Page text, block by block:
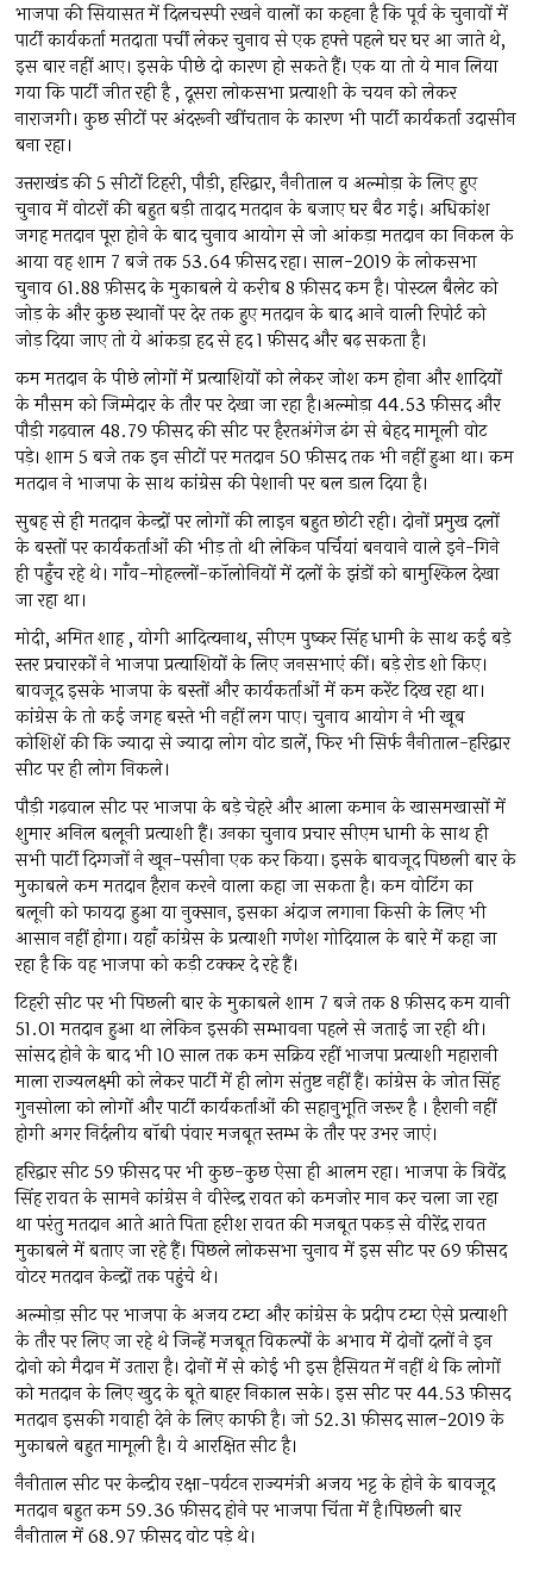
भाजपा की सियासत में दिलचस्पी रखने वालों का कहना है कि पूर्व के चुनावों में
पार्टी कार्यकर्ता मतदाता पर्ची लेकर चुनाव से एक हफ्ते पहले घर घर आ जाते थे,
इस बार नहीं आए। इसके पीछे दो कारण हो सकते हैं। एक या तो ये मान लिया
गया कि पार्टी जीत रही है , दूसरा लोकसभा प्रत्याशी के चयन को लेकर
नाराजगी। कुछ सीटों पर अंदरूनी खींचतान के कारण भी पार्टी कार्यकर्ता उदासीन
बना रहा।
उत्तराखंड की 5 सीटों टिहरी, पौड़ी, हरिद्वार, नैनीताल व अल्मोड़ा के लिए हुए
चुनाव में वोटरों की बहुत बड़ी तादाद मतदान के बजाए घर बैठ गई। अधिकांश
जगह मतदान पूरा होने के बाद चुनाव आयोग से जो आंकड़ा मतदान का निकल के
आया वह शाम 7 बजे तक 53.64 फ़ीसद रहा। साल-2019 के लोकसभा
चुनाव 61.88 फ़ीसद के मुकाबले ये करीब 8 फ़ीसद कम है। पोस्टल बैलेट को
जोड़ के और कुछ स्थानों पर देर तक हुए मतदान के बाद आने वाली रिपोर्ट को
जोड़ दिया जाए तो ये आंकड़ा हद से हद 1 फ़ीसद और बढ़ सकता है।
कम मतदान के पीछे लोगों में प्रत्याशियों को लेकर जोश कम होना और शादियों
के मौसम को जिम्मेदार के तौर पर देखा जा रहा है।अल्मोड़ा 44.53 फ़ीसद और
पौड़ी गढ़वाल 48.79 फीसद की सीट पर हैरतअंगेज ढंग से बेहद मामूली वोट
पड़े। शाम 5 बजे तक इन सीटों पर मतदान 50 फ़ीसद तक भी नहीं हुआ था। कम
मतदान ने भाजपा के साथ कांग्रेस की पेशानी पर बल डाल दिया है।
सुबह से ही मतदान केन्द्रों पर लोगों की लाइन बहुत छोटी रही। दोनों प्रमुख दलों
के बस्तों पर कार्यकर्ताओं की भीड़ तो थी लेकिन पर्चियां बनवाने वाले इने-गिने
ही पहुँच रहे थे। गाँव-मोहल्लों-कॉलोनियों में दलों के झंडों को बामुश्किल देखा
जा रहा था।
मोदी, अमित शाह , योगी आदित्यनाथ, सीएम पुष्कर सिंह धामी के साथ कई बड़े
स्तर प्रचारकों ने भाजपा प्रत्याशियों के लिए जनसभाएं कीं। बड़े रोड शो किए।
बावजूद इसके भाजपा के बस्तों और कार्यकर्ताओं में कम करेंट दिख रहा था।
कांग्रेस के तो कई जगह बस्ते भी नहीं लग पाए। चुनाव आयोग ने भी खूब
कोशिशें की कि ज्यादा से ज्यादा लोग वोट डालें, फिर भी सिर्फ नैनीताल-हरिद्वार
सीट पर ही लोग निकले।
पौड़ी गढ़वाल सीट पर भाजपा के बड़े चेहरे और आला कमान के खासमखासों में
शुमार अनिल बलूनी प्रत्याशी हैं। उनका चुनाव प्रचार सीएम धामी के साथ ही
सभी पार्टी दिग्गजों ने खून-पसीना एक कर किया। इसके बावजूद पिछली बार के
मुकाबले कम मतदान हैरान करने वाला कहा जा सकता है। कम वोटिंग का
बलूनी को फायदा हुआ या नुक्सान, इसका अंदाज लगाना किसी के लिए भी
आसान नहीं होगा। यहाँ कांग्रेस के प्रत्याशी गणेश गोदियाल के बारे में कहा जा
रहा है कि वह भाजपा को कड़ी टक्कर दे रहे हैं।
टिहरी सीट पर भी पिछली बार के मुकाबले शाम 7 बजे तक 8 फ़ीसद कम यानी
51.01 मतदान हुआ था लेकिन इसकी सम्भावना पहले से जताई जा रही थी।
सांसद होने के बाद भी 10 साल तक कम सक्रिय रहीं भाजपा प्रत्याशी महारानी
माला राज्यलक्ष्मी को लेकर पार्टी में ही लोग संतुष्ट नहीं हैं। कांग्रेस के जोत सिंह
गुनसोला को लोगों और पार्टी कार्यकर्ताओं की सहानुभूति जरूर है । हैरानी नहीं
होगी अगर निर्दलीय बॉबी पंवार मजबूत स्तम्भ के तौर पर उभर जाएं।
हरिद्वार सीट 59 फ़ीसद पर भी कुछ-कुछ ऐसा ही आलम रहा। भाजपा के त्रिवेंद्र
सिंह रावत के सामने कांग्रेस ने वीरेन्द्र रावत को कमजोर मान कर चला जा रहा
था परंतु मतदान आते आते पिता हरीश रावत की मजबूत पकड़ से वीरेंद्र रावत
मुकाबले में बताए जा रहे हैं। पिछले लोकसभा चुनाव में इस सीट पर 69 फ़ीसद
वोटर मतदान केन्द्रों तक पहुंचे थे।
अल्मोड़ा सीट पर भाजपा के अजय टम्टा और कांग्रेस के प्रदीप टम्टा ऐसे प्रत्याशी
के तौर पर लिए जा रहे थे जिन्हें मजबूत विकल्पों के अभाव में दोनों दलों ने इन
दोनो को मैदान में उतारा है। दोनों में से कोई भी इस हैसियत में नहीं थे कि लोगों
को मतदान के लिए खुद के बूते बाहर निकाल सके। इस सीट पर 44.53 फ़ीसद
मतदान इसकी गवाही देने के लिए काफी है। जो 52.31 फ़ीसद साल-2019 के
मुकाबले बहुत मामूली है। ये आरक्षित सीट है।
नैनीताल सीट पर केन्द्रीय रक्षा-पर्यटन राज्यमंत्री अजय भट्ट के होने के बावजूद
मतदान बहुत कम 59.36 फ़ीसद होने पर भाजपा चिंता में है।पिछली बार
नैनीताल में 68.97 फ़ीसद वोट पड़े थे।